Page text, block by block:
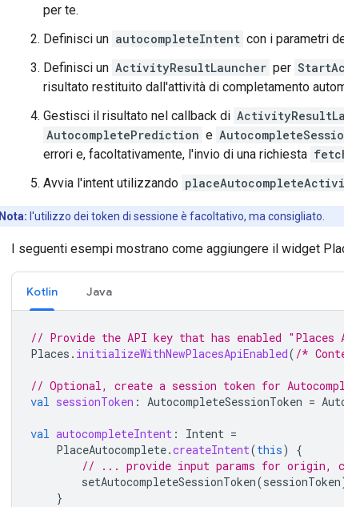
per te.
Definisci un autocompleteIntent con i parametri
Definisci un ActivityResultLauncher per
risultato restituito dall'attività di completamento
Gestisci il risultato nel callback di
AutocompletePrediction e
errori e, facoltativamente, l'invio di una richiesta
Avvia l'intent utilizzando
Nota: l'utilizzo dei token di sessione è facoltativo, ma consigliato.
I seguenti esempi mostrano come aggiungere il widget
Kotlin Java
// Provide the API key that has enabled "Places
Places . initializeWithNewPlacesApiEnabled( /*
// Optional, create a session token for
val sessionToken : AutocompleteSessionToken =
val autocompleteIntent : Intent =
PlaceAutocomplete.createIntent(this)
{
// ... provide input params for
setAutocompleteSessionToken(sessionToken
}